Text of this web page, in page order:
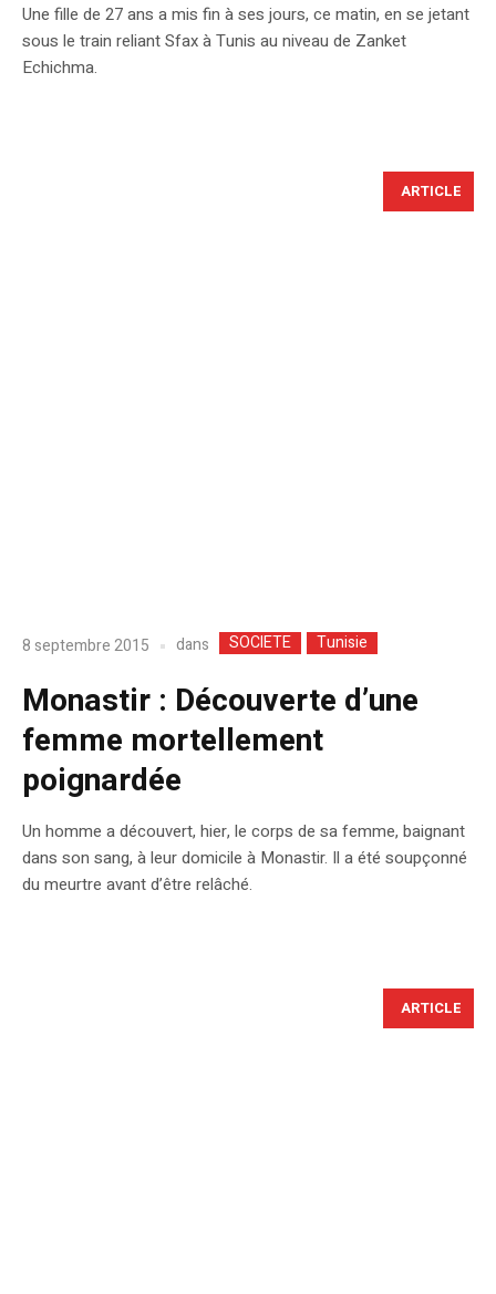
Une fille de 27 ans a mis fin à ses jours, ce matin, en se jetant
sous le train reliant Sfax à Tunis au niveau de Zanket
Echichma.
ARTICLE
8 septembre 2015 dans SOCIETE Tunisie
Monastir : Découverte d’une
femme mortellement
poignardée
Un homme a découvert, hier, le corps de sa femme, baignant
dans son sang, à leur domicile à Monastir. Il a été soupçonné
du meurtre avant d’être relâché.
ARTICLE